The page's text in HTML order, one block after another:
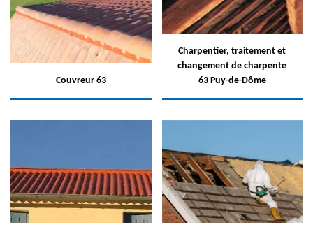
Couvreur 63
Charpentier, traitement et
changement de charpente
63 Puy-de-Dôme